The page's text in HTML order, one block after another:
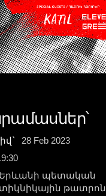
28 Feb 2023
Երևանի պետական
տիկնիկային թատրոն